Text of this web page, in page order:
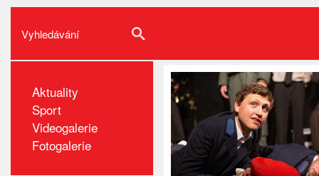
Aktuality
Sport
Videogalerie
Fotogalerie